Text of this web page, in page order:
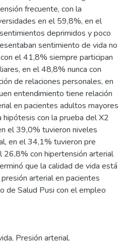
frecuente, con la
en el 59,8%, en el
deprimidos y poco
sentimiento de vida no
el 41,8% siempre participan
en el 48,8% nunca con
de relaciones personales, en
entendimiento tiene relación
en pacientes adultos mayores
hipótesis con la prueba del X2
el 39,0% tuvieron niveles
en el 34,1% tuvieron pre
26,8% con hipertensión arterial
que la calidad de vida está
arterial en pacientes
de Salud Pusi con el empleo
, Presión arterial.